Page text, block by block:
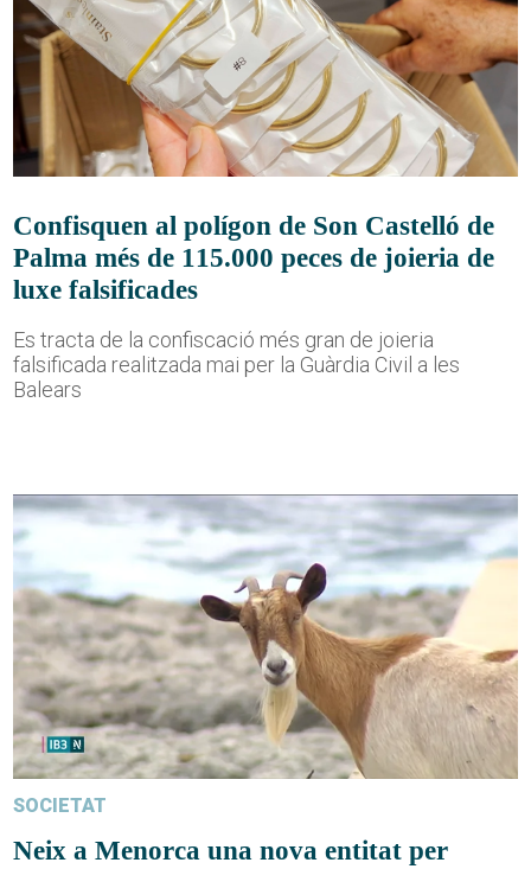
Confisquen al polígon de Son Castelló de
Palma més de 115.000 peces de joieria de
luxe falsificades
Es tracta de la confiscació més gran de joieria
falsificada realitzada mai per la Guàrdia Civil a les
Balears
SOCIETAT
Neix a Menorca una nova entitat per